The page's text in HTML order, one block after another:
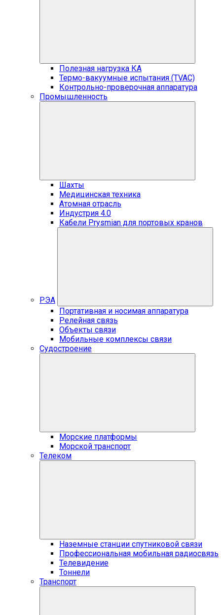
Полезная нагрузка КА
Термо-вакуумные испытания (TVAC)
Контрольно-проверочная аппаратура
Промышленность
Шахты
Медицинская техника
Атомная отрасль
Индустрия 4.0
Кабели Prysmian для портовых кранов
РЭА
Портативная и носимая аппаратура
Релейная связь
Объекты связи
Мобильные комплексы связи
Судостроение
Морские платформы
Морской транспорт
Телеком
Наземные станции спутниковой связи
Профессиональная мобильная радиосвязь
Телевидение
Тоннели
Транспорт